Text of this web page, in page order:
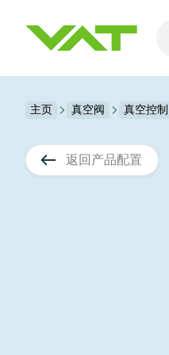
最新资讯 查看
关于VAT
真空阀
主页 真空阀 真空控
返回产品配置